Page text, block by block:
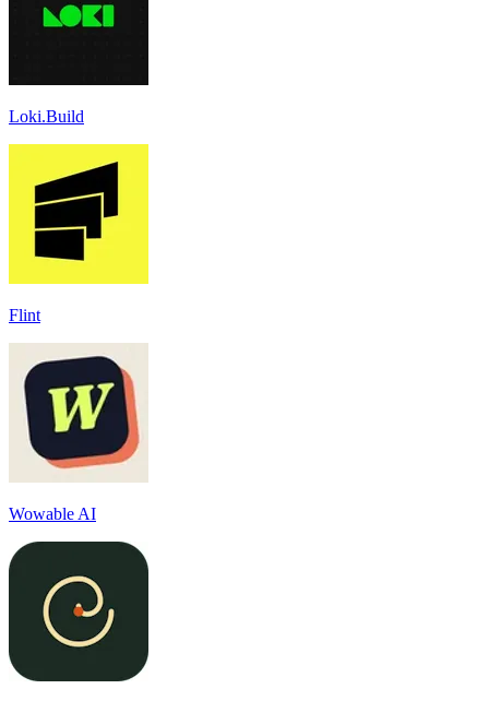
Loki.Build
Flint
Wowable AI